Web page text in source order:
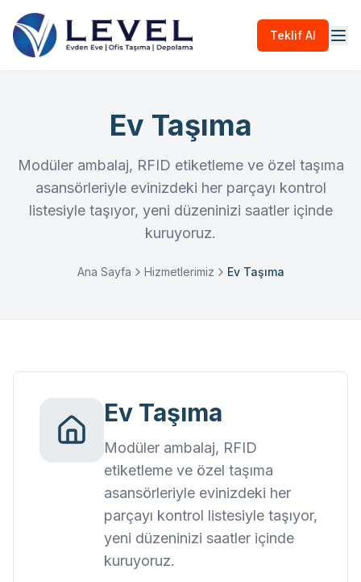
Teklif Al
Ev Taşıma
Modüler ambalaj, RFID etiketleme ve özel taşıma
asansörleriyle evinizdeki her parçayı kontrol
listesiyle taşıyor, yeni düzeninizi saatler içinde
kuruyoruz.
Ana Sayfa Hizmetlerimiz Ev Taşıma
Ev Taşıma
Modüler ambalaj, RFID
etiketleme ve özel taşıma
asansörleriyle evinizdeki her
parçayı kontrol listesiyle taşıyor,
yeni düzeninizi saatler içinde
kuruyoruz.